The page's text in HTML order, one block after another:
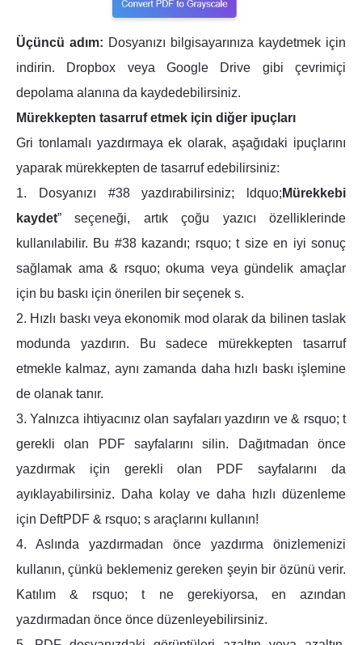
Üçüncü adım: Dosyanızı bilgisayarınıza kaydetmek için
indirin. Dropbox veya Google Drive gibi çevrimiçi
depolama alanına da kaydedebilirsiniz.
Mürekkepten tasarruf etmek için diğer ipuçları
Gri tonlamalı yazdırmaya ek olarak, aşağıdaki ipuçlarını
yaparak mürekkepten de tasarruf edebilirsiniz:
1. Dosyanızı #38 yazdırabilirsiniz; ldquo; Mürekkebi
kaydet” seçeneği, artık çoğu yazıcı özelliklerinde
kullanılabilir. Bu #38 kazandı; rsquo; t size en iyi sonuç
sağlamak ama & rsquo; okuma veya gündelik amaçlar
için bu baskı için önerilen bir seçenek s.
2. Hızlı baskı veya ekonomik mod olarak da bilinen taslak
modunda yazdırın. Bu sadece mürekkepten tasarruf
etmekle kalmaz, aynı zamanda daha hızlı baskı işlemine
de olanak tanır.
3. Yalnızca ihtiyacınız olan sayfaları yazdırın ve & rsquo; t
gerekli olan PDF sayfalarını silin. Dağıtmadan önce
yazdırmak için gerekli olan PDF sayfalarını da
ayıklayabilirsiniz. Daha kolay ve daha hızlı düzenleme
için DeftPDF & rsquo; s araçlarını kullanın!
4. Aslında yazdırmadan önce yazdırma önizlemenizi
kullanın, çünkü beklemeniz gereken şeyin bir özünü verir.
Katılım & rsquo; t ne gerekiyorsa, en azından
yazdırmadan önce önce düzenleyebilirsiniz.